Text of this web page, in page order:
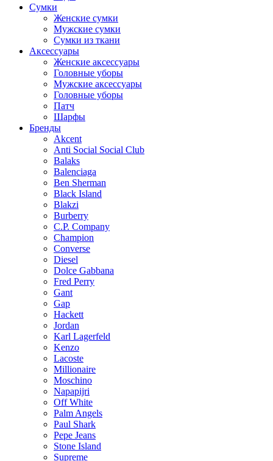
Сумки
Женские сумки
Мужские сумки
Сумки из ткани
Аксессуары
Женские аксессуары
Головные уборы
Мужские аксессуары
Головные уборы
Патч
Шарфы
Бренды
Akcent
Anti Social Social Club
Balaks
Balenciaga
Ben Sherman
Black Island
Blakzi
Burberry
C.P. Company
Champion
Converse
Diesel
Dolce Gabbana
Fred Perry
Gant
Gap
Hackett
Jordan
Karl Lagerfeld
Kenzo
Lacoste
Millionaire
Moschino
Napapijri
Off White
Palm Angels
Paul Shark
Pepe Jeans
Stone Island
Supreme